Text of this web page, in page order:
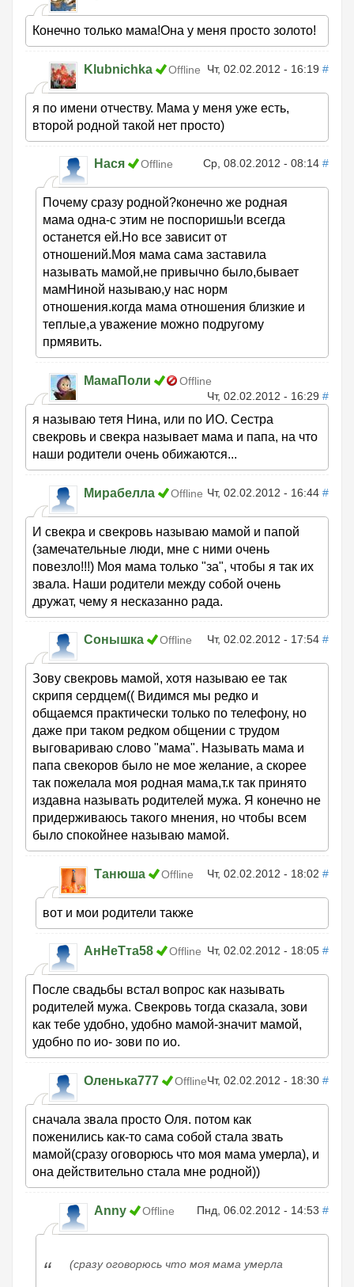
Конечно только мама!Она у меня просто золото!
Klubnichka Offline Чт, 02.02.2012 - 16:19 #
я по имени отчеству. Мама у меня уже есть,
второй родной такой нет просто)
Нася Offline Ср, 08.02.2012 - 08:14 #
Почему сразу родной?конечно же родная
мама одна-с этим не поспоришь!и всегда
останется ей.Но все зависит от
отношений.Моя мама сама заставила
называть мамой,не привычно было,бывает
мамНиной называю,у нас норм
отношения.когда мама отношения близкие и
теплые,а уважение можно подругому
прмявить.
МамаПоли
Offline
Чт, 02.02.2012 - 16:29 #
я называю тетя Нина, или по ИО. Сестра
свекровь и свекра называет мама и папа, на что
наши родители очень обижаются...
Мирабелла Offline Чт, 02.02.2012 - 16:44 #
И свекра и свекровь называю мамой и папой
(замечательные люди, мне с ними очень
повезло!!!) Моя мама только "за", чтобы я так их
звала. Наши родители между собой очень
дружат, чему я несказанно рада.
Сонышка Offline Чт, 02.02.2012 - 17:54 #
Зову свекровь мамой, хотя называю ее так
скрипя сердцем(( Видимся мы редко и
общаемся практически только по телефону, но
даже при таком редком общении с трудом
выговариваю слово "мама". Называть мама и
папа свекоров было не мое желание, а скорее
так пожелала моя родная мама,т.к так принято
издавна называть родителей мужа. Я конечно не
придерживаюсь такого мнения, но чтобы всем
было спокойнее называю мамой.
Танюша Offline Чт, 02.02.2012 - 18:02 #
вот и мои родители также
АнНеТта58 Offline Чт, 02.02.2012 - 18:05 #
После свадьбы встал вопрос как называть
родителей мужа. Свекровь тогда сказала, зови
как тебе удобно, удобно мамой-значит мамой,
удобно по ио- зови по ио.
Оленька777 OfflineЧт, 02.02.2012 - 18:30 #
сначала звала просто Оля. потом как
поженились как-то сама собой стала звать
мамой(сразу оговорюсь что моя мама умерла), и
она действительно стала мне родной))
Anny Offline Пнд, 06.02.2012 - 14:53 #
(сразу оговорюсь что моя мама умерла